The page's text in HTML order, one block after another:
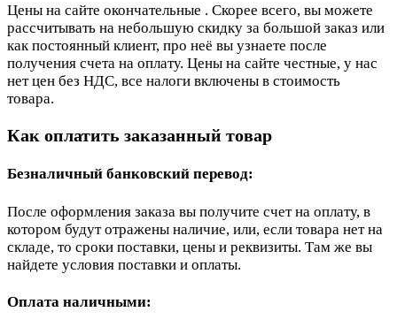
Цены на сайте окончательные . Скорее всего, вы можете
рассчитывать на небольшую скидку за большой заказ или
как постоянный клиент, про неё вы узнаете после
получения счета на оплату. Цены на сайте честные, у нас
нет цен без НДС, все налоги включены в стоимость
товара.
Как оплатить заказанный товар
Безналичный банковский перевод:
После оформления заказа вы получите счет на оплату, в
котором будут отражены наличие, или, если товара нет на
складе, то сроки поставки, цены и реквизиты. Там же вы
найдете условия поставки и оплаты.
Оплата наличными: